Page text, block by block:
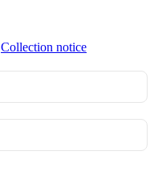
Collection notice